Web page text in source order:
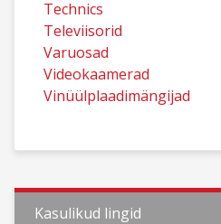
Technics
Televiisorid
Varuosad
Videokaamerad
Vinüülplaadimängijad
Kasulikud lingid